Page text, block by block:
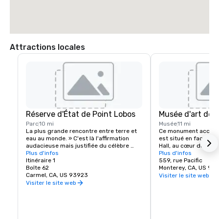
Robinson Canyon Road.
Tournez à droite à l'embranchement de la route.
Carmel Valley Ranch sera la deuxième allée sur la gauche.
Attractions locales
Réserve d'État de Point Lobos
Parc10 mi
La plus grande rencontre entre terre et
eau au monde. » C'est là l'affirmation
audacieuse mais justifiée du célèbre
paysagiste Francis McComas pour Point
Lobos. Tous ceux qui viennent ici
s'accordent à dire que la beauté de ce
promontoire arboré est inégalée.
Plus d'infos
Itinéraire 1
Boîte 62
Carmel, CA, US 93923
Visiter le site web
Musée d'art de
Musée11 mi
Ce monument
est situé en face de
Hall, au cœur du
musée comprend
consacrées à des
peinture, de
contemporain
Plus d'infos
559, rue Pacific
Monterey, CA, US
Visiter le site web